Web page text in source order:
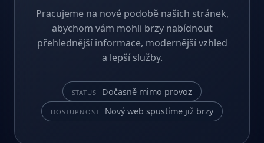
Pracujeme na nové podobě našich stránek,
abychom vám mohli brzy nabídnout
přehlednější informace, modernější vzhled
a lepší služby.
STATUS Dočasně mimo provoz
DOSTUPNOST Nový web spustíme již brzy